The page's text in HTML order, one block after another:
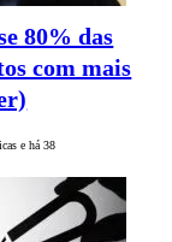
80% das
com mais
e há 38